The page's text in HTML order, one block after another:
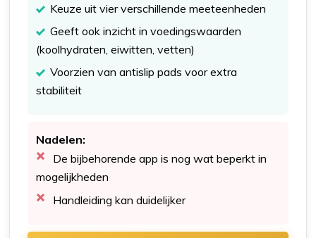
Keuze uit vier verschillende meeteenheden
Geeft ook inzicht in voedingswaarden
(koolhydraten, eiwitten, vetten)
Voorzien van antislip pads voor extra
stabiliteit
Nadelen:
De bijbehorende app is nog wat beperkt in
mogelijkheden
Handleiding kan duidelijker